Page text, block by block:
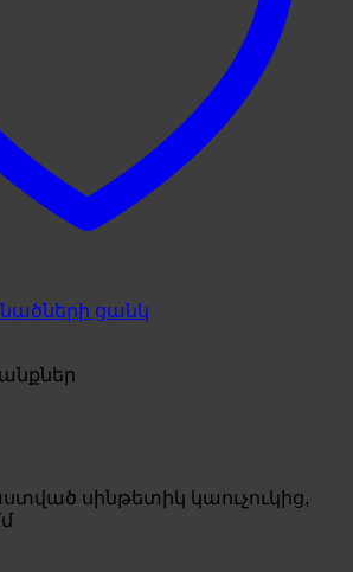
ցանկ
սինթետիկ կաուչուկից,